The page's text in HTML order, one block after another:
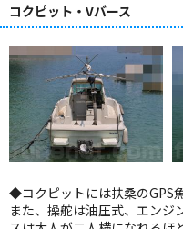
コクピット・Vバース
◆コクピットには扶桑のGPS
また、操舵は油圧式、エン